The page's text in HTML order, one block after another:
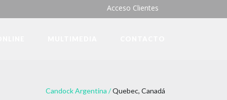
Acceso Clientes
Candock Argentina /Quebec, Canadá